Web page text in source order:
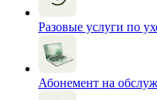
Разовые услуги по
Абонемент на